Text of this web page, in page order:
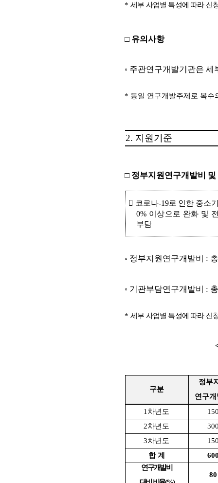
* 세부 사업별 특성에 따라 신
□ 유의사항
◦ 주관연구개발기관은
* 동일 연구개발주제로 복
2. 지원기준
□ 정부지원연구개발비
 코로나-19로 인한 중소
0% 이상으로 완화 및
부담
◦ 정부지원연구개발비 :
◦ 기관부담연구개발비 :
* 세부 사업별 특성에 따라 신
구분
정부
연구
1 차년도
2차년도
3차년도
합 계
연구개발비
80